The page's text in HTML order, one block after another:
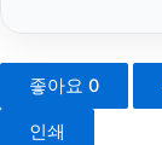
좋아요 0
인쇄